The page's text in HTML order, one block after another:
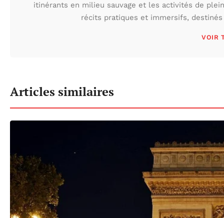
itinérants en milieu sauvage et les activités de
récits pratiques et immersifs,
VOIR
Articles similaires